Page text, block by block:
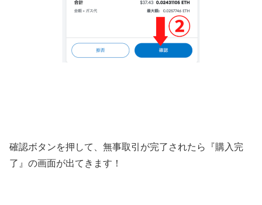
確認ボタンを押して、無事取引が完了されたら『購入完
了』の画面が出てきます！